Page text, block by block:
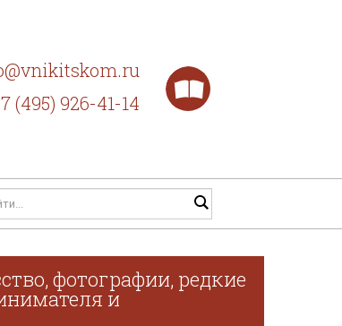
(495) 926-41-14
фотографии, редкие
и